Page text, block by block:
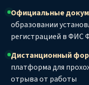
Официальные
образовании
регистрацией в ФИС
Дистанционный
платформа для
отрыва от работы